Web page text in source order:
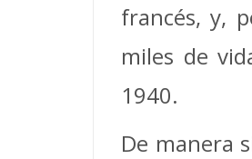
francés, y,
miles de
1940.
De manera